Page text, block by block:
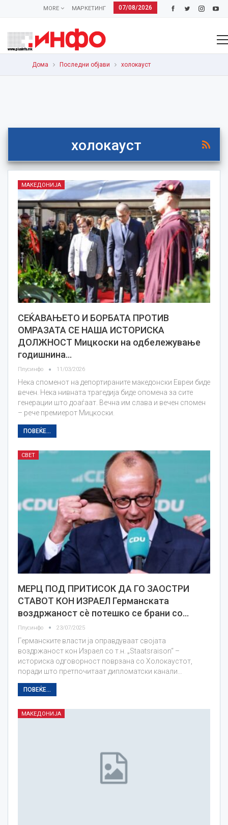
07/08/2026
МАРКЕТИНГ
MORE
Дома Последни објави холокауст
холокауст
МАКЕДОНИЈА
СЕЌАВАЊЕТО И БОРБАТА ПРОТИВ
ОМРАЗАТА СЕ НАША ИСТОРИСКА
ДОЛЖНОСТ Мицкоски на одбележување
годишнина…
Плусинфо 11/03/2026
Нека споменот на депортираните македонски Евреи биде
вечен. Нека нивната трагедија биде опомена за сите
генерации што доаѓаат. Вечна им слава и вечен спомен
– рече премиерот Мицкоски.
ПОВЕЌЕ...
СВЕТ
МЕРЦ ПОД ПРИТИСОК ДА ГО ЗАОСТРИ
СТАВОТ КОН ИЗРАЕЛ Германската
воздржаност сè потешко се брани со…
Плусинфо 23/07/2025
Германските власти ја оправдуваат својата
воздржаност кон Израел со т.н. „Staatsraison“ –
историска одговорност поврзана со Холокаустот,
поради што претпочитаат дипломатски канали…
ПОВЕЌЕ...
МАКЕДОНИЈА